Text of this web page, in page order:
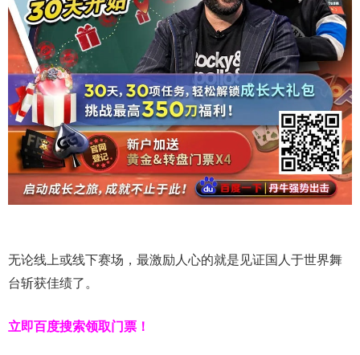
无论线上或线下赛场，最激励人心的就是见证国人于世界舞
台斩获佳绩了。
立即百度搜索领取门票！